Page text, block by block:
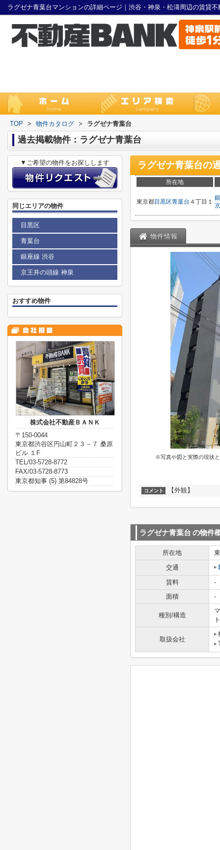
ラグゼナ青葉台マンションの詳細ページ｜渋谷・神泉・松濤周辺の賃貸
TOP > 物件カタログ > ラグゼナ青葉台
過去掲載物件：ラグゼナ青葉台
ラグゼナ青葉台の
所在地
東京都目黒区青葉台 ４丁目１
物件情報
※写真や図と実際の現状
コメント 【外観】
ラグゼナ青葉台 の物件
所在地
交通
賃料
-
面積
-
種別/構造
ト
取扱会社
▼ご希望の物件をお探しします
同じエリアの物件
目黒区
青葉台
銀座線 渋谷
京王井の頭線 神泉
おすすめ物件
株式会社不動産ＢＡＮＫ
〒150-0044
東京都渋谷区円山町２３－７ 桑原
ビル １F
TEL/03-5728-8772
FAX/03-5728-8773
東京都知事 (5) 第84828号